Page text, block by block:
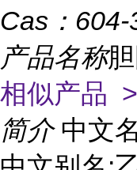
Cas： 604-
产品名称
相似产品 >
简介 中文